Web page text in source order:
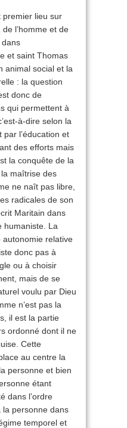
premier lieu sur
l’homme et de
dans
et saint Thomas
animal social et la
: la question
donc de
qui permettent à
à-dire selon la
par l’éducation et
des efforts mais
la conquête de la
maîtrise des
ne naît pas libre,
radicales de son
Maritain dans
humaniste. La
autonomie relative
donc pas à
ou à choisir
mais de se
voulu par Dieu
n’est pas la
il est la partie
ordonné dont il ne
Cette
au centre la
personne et bien
étant
dans l’ordre
la personne dans
temporel et